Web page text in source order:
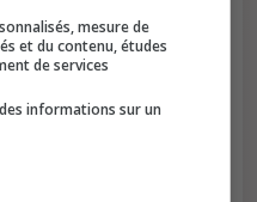
à monter dans le
mesure de
et du contenu, études
de services
informations sur un